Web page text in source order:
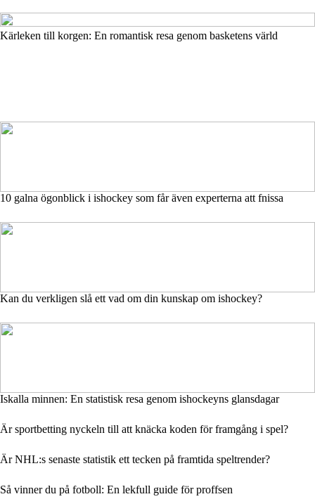
Kärleken till korgen: En romantisk resa genom basketens värld
10 galna ögonblick i ishockey som får även experterna att fnissa
Kan du verkligen slå ett vad om din kunskap om ishockey?
Iskalla minnen: En statistisk resa genom ishockeyns glansdagar
Är sportbetting nyckeln till att knäcka koden för framgång i spel?
Är NHL:s senaste statistik ett tecken på framtida speltrender?
Så vinner du på fotboll: En lekfull guide för proffsen